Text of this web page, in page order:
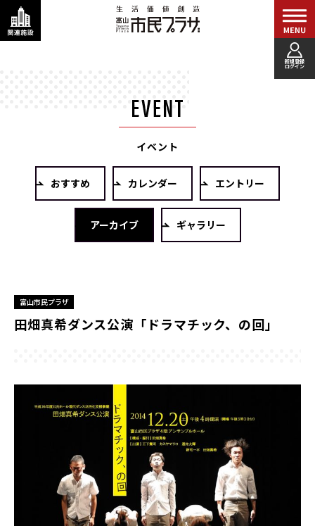
新規登録
ログイン
イベント
おすすめ カレンダー エントリー
アーカイブ ギャラリー
田畑真希ダンス公演「ドラマチック、の回」
富山市民プラザ